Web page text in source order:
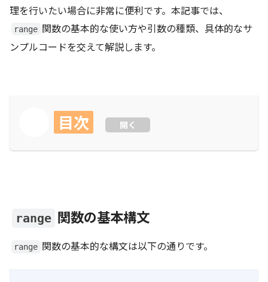
理を行いたい場合に非常に便利です。本記事では、
range 関数の基本的な使い方や引数の種類、具体的なサ
ンプルコードを交えて解説します。
目次 開く
range 関数の基本構文
range 関数の基本的な構文は以下の通りです。